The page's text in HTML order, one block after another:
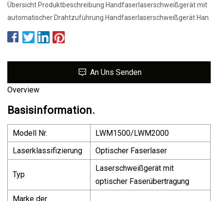
Übersicht Produktbeschreibung Handfaserlaserschweißgerät mit
automatischer Drahtzuführung Handfaserlaserschweißgerät Han
An Uns Senden
Overview
Basisinformation.
Modell Nr.
LWM1500/LWM2000
Laserklassifizierung
Optischer Faserlaser
Typ
Laserschweißgerät mit
optischer Faserübertragung
Marke der